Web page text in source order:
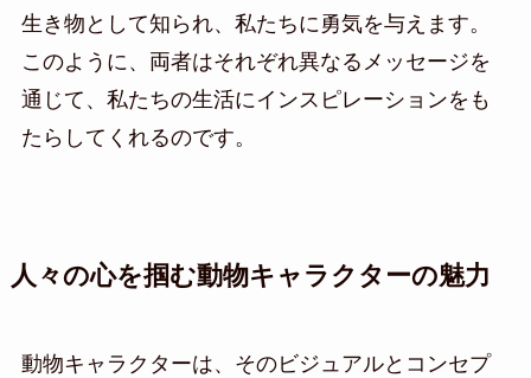
生き物として知られ、私たちに勇気を与えます。
このように、両者はそれぞれ異なるメッセージを
通じて、私たちの生活にインスピレーションをも
たらしてくれるのです。
人々の心を掴む動物キャラクターの魅力
動物キャラクターは、そのビジュアルとコンセプ